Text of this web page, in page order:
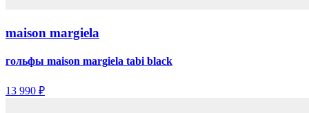
maison margiela
гольфы maison margiela tabi black
13 990 ₽